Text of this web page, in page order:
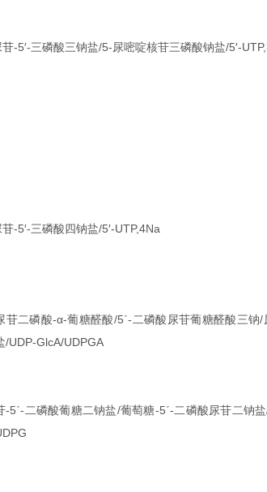
-5′-三磷酸三钠盐/5-尿嘧啶核苷三磷酸钠盐/5′-
-5′-三磷酸四钠盐/5′-UTP,4Na
苷二磷酸-α-葡糖醛酸/5ˊ-二磷酸尿苷葡糖醛酸三钠/
/UDP-GlcA/UDPGA
-5ˊ-二磷酸葡糖二钠盐/葡萄糖-5ˊ-二磷酸尿苷二钠